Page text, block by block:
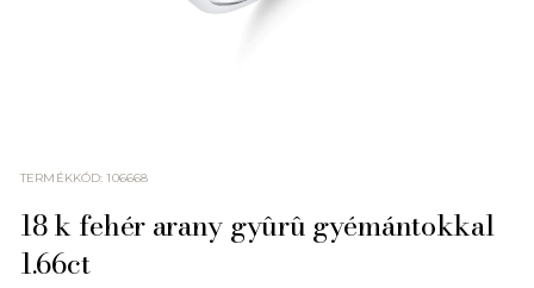
TERMÉKKÓD:106668
18 k fehér arany gyûrû gyémántokkal
1.66ct